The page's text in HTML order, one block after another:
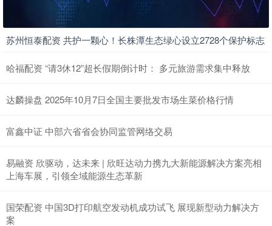
苏州恒泰配资 共护一颗心！长株潭生态绿心设立2728个保护标志
哈福配资 “请3休12”超长假期倒计时： 多元旅游需求集中释放
达麟操盘 2025年10月7日全国主要批发市场生菜价格行情
富鑫中证 中部六省省会协同监管网络交易
易融资 欣驱动，达未来 | 欣旺达动力携九大新能源解决方案亮相
上海车展，引领全域能源生态革新
国荣配资 中国3D打印航空发动机成功试飞 展现新型动力解决方
案